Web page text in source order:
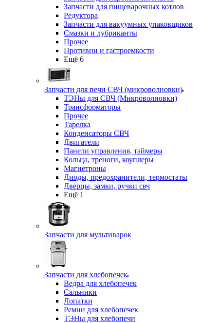
Запчасти для пищеварочных котлов
Редуктора
Запчасти для вакуумных упаковщиков
Смазки и лубриканты
Прочее
Противни и гастроемкости
Ещё 6
Запчасти для печи СВЧ (микроволновки)
ТЭНы для СВЧ (Микроволновки)
Трансформаторы
Прочее
Тарелка
Конденсаторы СВЧ
Двигатели
Панели управления, таймеры
Кольца, треноги, коуплеры
Магнетроны
Диоды, предохранители, термостаты
Дверцы, замки, ручки свч
Ещё 1
Запчасти для мультиварок
Запчасти для хлебопечек
Ведра для хлебопечек
Сальники
Лопатки
Ремни для хлебопечек
ТЭНы для хлебопечи